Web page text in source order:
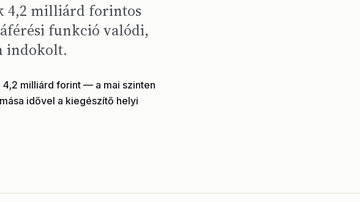
4,2 milliárd forintos
funkció valódi,
indokolt.
milliárd forint — a mai szinten
idővel a kiegészítő helyi